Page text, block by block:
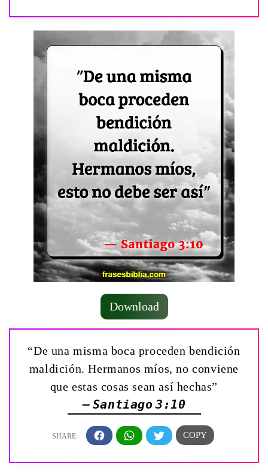
Download
“De una misma boca proceden bendición
maldición. Hermanos míos, no conviene
que estas cosas sean así hechas”
— Santiago 3:10